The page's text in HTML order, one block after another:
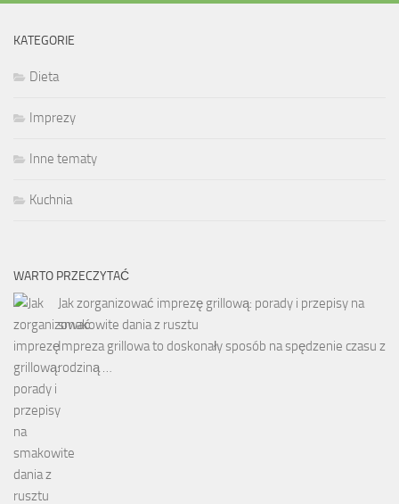
KATEGORIE
Dieta
Imprezy
Inne tematy
Kuchnia
WARTO PRZECZYTAĆ
Jak zorganizować imprezę grillową: porady i przepisy na
smakowite dania z rusztu
Impreza grillowa to doskonały sposób na spędzenie czasu z
rodziną …